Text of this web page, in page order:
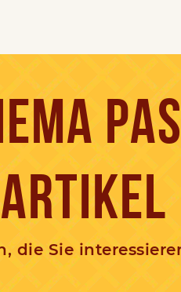
ARTIKEL
die Sie